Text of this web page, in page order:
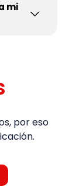
mi
por eso